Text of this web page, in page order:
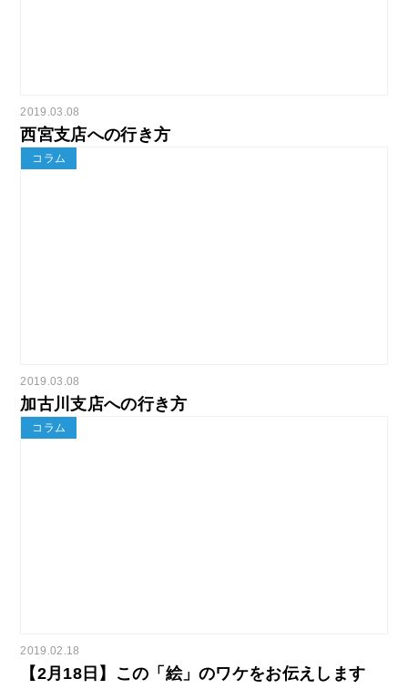
2019.03.08
西宮支店への行き方
コラム
2019.03.08
加古川支店への行き方
コラム
2019.02.18
【2月18日】この「絵」のワケをお伝えします